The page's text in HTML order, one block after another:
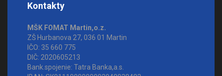
Kontakty
MŠK FOMAT Martin,o.z.
ZŠ Hurbanova 27, 036 01 Martin
IČO: 35 660 775
DIČ: 2020605213
Bank.spojenie: Tatra Banka,a.s.